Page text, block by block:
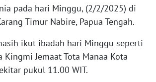
pada hari Minggu, (2/2/2025) di
Timur Nabire, Papua Tengah.
ikut ibadah hari Minggu seperti
Kingmi Jemaat Tota Manaa Kota
pukul 11.00 WIT.